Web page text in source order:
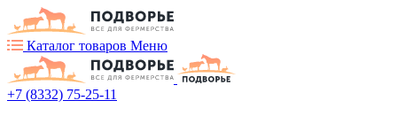
Каталог товаров Меню
+7 (8332) 75-25-11